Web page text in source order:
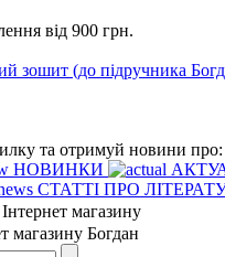
від 900 грн.
зошит (до підручника
та отримуй новини про:
НОВИНКИ
СТАТТІ ПРО
магазину
магазину Богдан